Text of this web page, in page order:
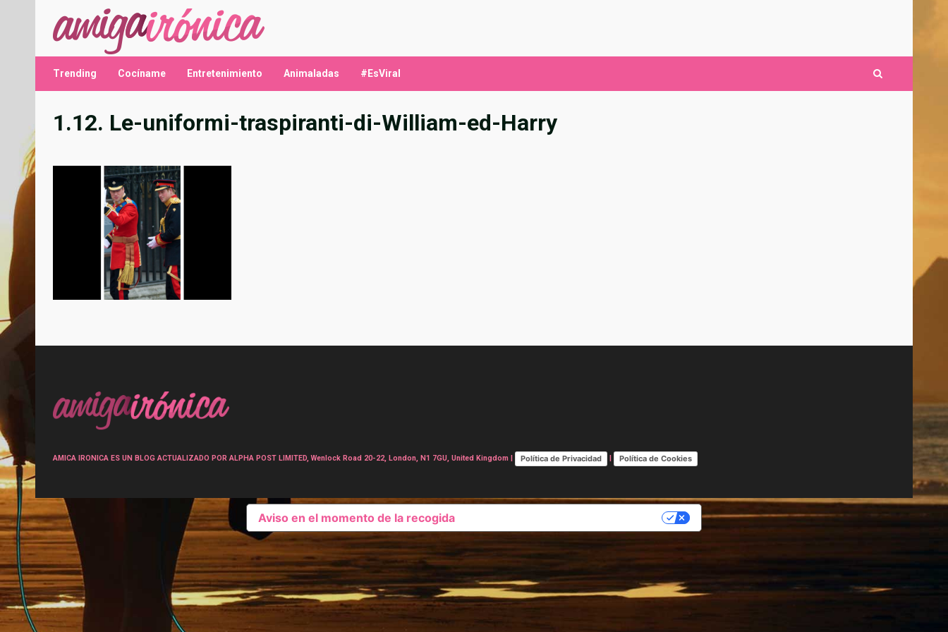
contenido
Trending Cocíname Entretenimiento Animaladas #EsViral
1.12. Le-uniformi-traspiranti-di-William-ed-Harry
AMICA IRONICA ES UN BLOG ACTUALIZADO POR ALPHA POST LIMITED, Wenlock Road 20-22, London, N1 7GU, United Kingdom | Política de Privacidad | Política de Cookies
Aviso en el momento de la recogida